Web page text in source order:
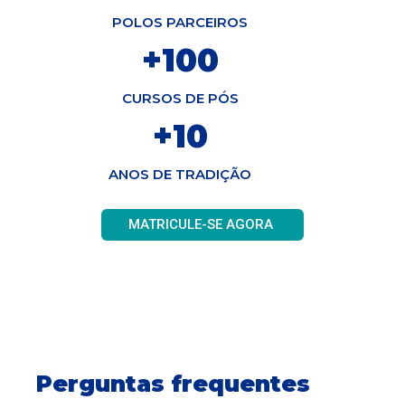
POLOS PARCEIROS
+100
CURSOS DE PÓS
+10
ANOS DE TRADIÇÃO
MATRICULE-SE AGORA
Perguntas frequentes